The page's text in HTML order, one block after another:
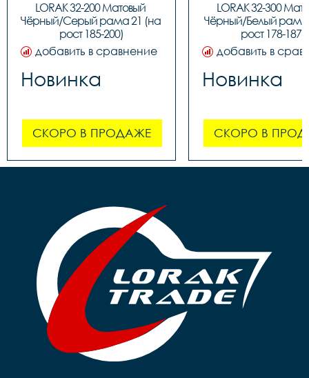
LORAK 32-200 Матовый
Чёрный/Серый рама 21 (на
рост 185-200)
добавить в сравнение
Новинка
СКОРО В ПРОДАЖЕ
LORAK 32-300
Чёрный/Белый рама
рост 178-187)
добавить в
Новинка
СКОРО В